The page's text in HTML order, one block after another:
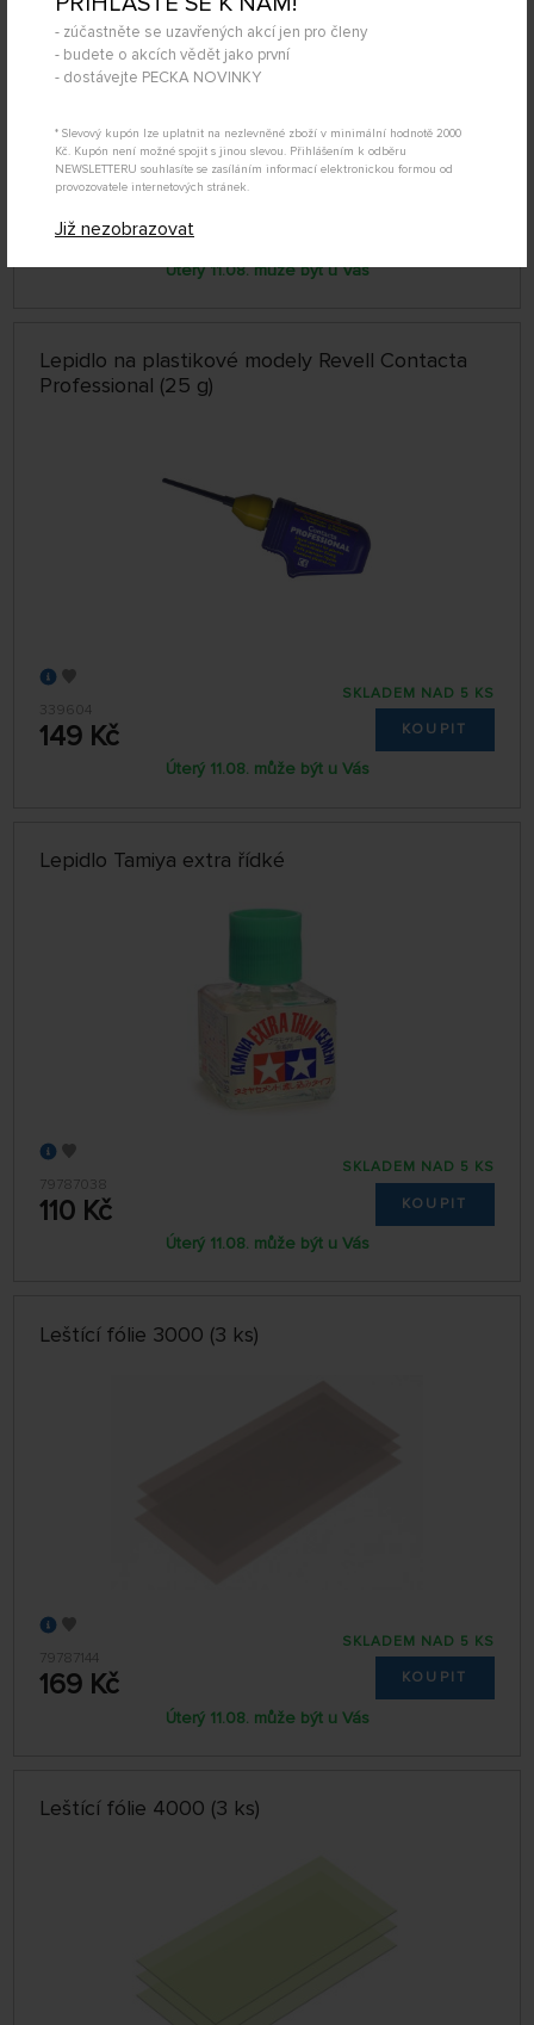
- zúčastněte se uzavřených akcí jen pro členy
- budete o akcích vědět jako první
- dostávejte PECKA NOVINKY
* Slevový kupón lze uplatnit na nezlevněné zboží v minimální hodnotě 2000
Kč. Kupón není možné spojit s jinou slevou. Přihlášením k odběru
NEWSLETTERU souhlasíte se zasíláním informací elektronickou formou od
provozovatele internetových stránek.
Již nezobrazovat
109 Kč
Úterý 11.08. může být u Vás
Lepidlo na plastikové modely Revell Contacta
Professional (25 g)
339604
149 Kč
SKLADEM NAD 5 KS
KOUPIT
Úterý 11.08. může být u Vás
Lepidlo Tamiya extra řídké
79787038
110 Kč
SKLADEM NAD 5 KS
KOUPIT
Úterý 11.08. může být u Vás
Leštící fólie 3000 (3 ks)
79787144
169 Kč
SKLADEM NAD 5 KS
KOUPIT
Úterý 11.08. může být u Vás
Leštící fólie 4000 (3 ks)